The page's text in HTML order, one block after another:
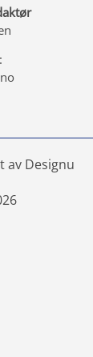
:
av Designu